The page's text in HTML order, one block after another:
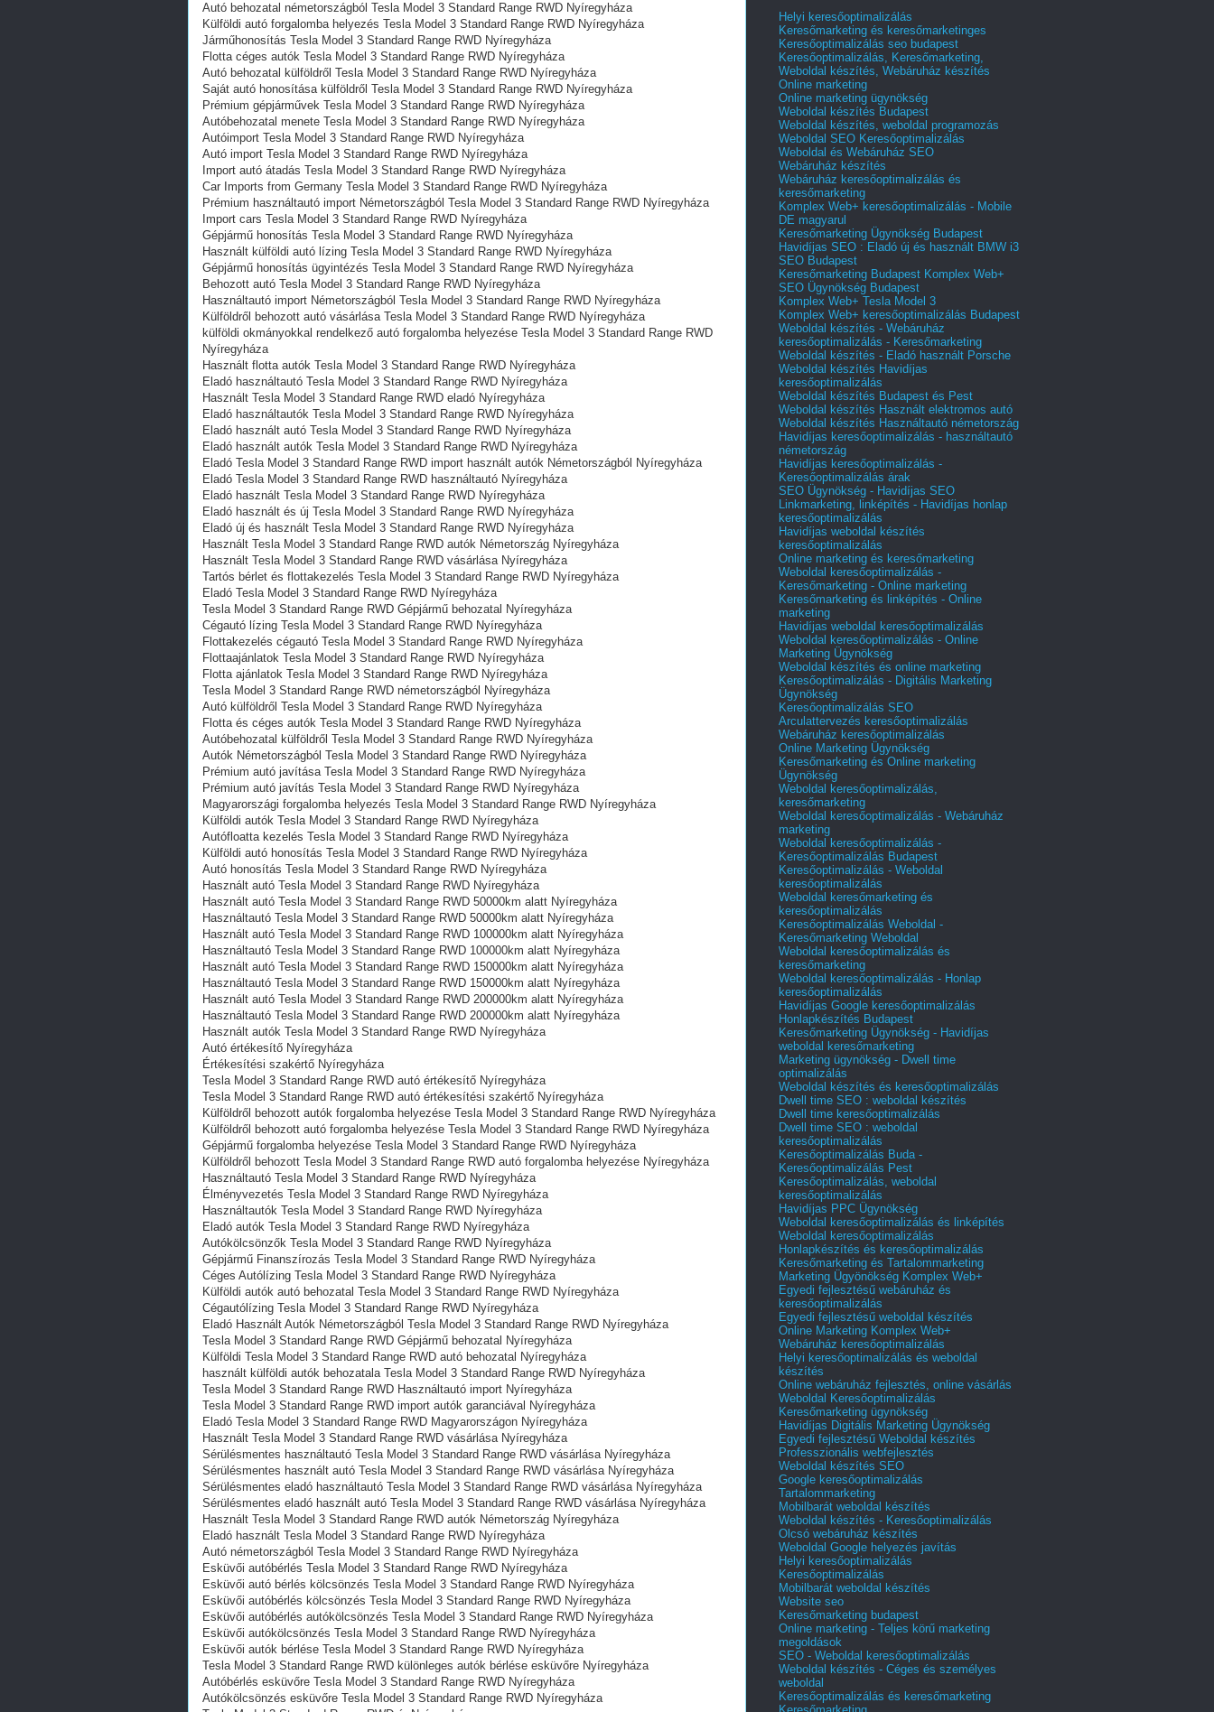
Autó behozatal németországból Tesla Model 3 Standard Range RWD Nyíregyháza
Külföldi autó forgalomba helyezés Tesla Model 3 Standard Range RWD Nyíregyháza
Járműhonosítás Tesla Model 3 Standard Range RWD Nyíregyháza
Flotta céges autók Tesla Model 3 Standard Range RWD Nyíregyháza
Autó behozatal külföldről Tesla Model 3 Standard Range RWD Nyíregyháza
Saját autó honosítása külföldről Tesla Model 3 Standard Range RWD Nyíregyháza
Prémium gépjárművek Tesla Model 3 Standard Range RWD Nyíregyháza
Autóbehozatal menete Tesla Model 3 Standard Range RWD Nyíregyháza
Autóimport Tesla Model 3 Standard Range RWD Nyíregyháza
Autó import Tesla Model 3 Standard Range RWD Nyíregyháza
Import autó átadás Tesla Model 3 Standard Range RWD Nyíregyháza
Car Imports from Germany Tesla Model 3 Standard Range RWD Nyíregyháza
Prémium használtautó import Németországból Tesla Model 3 Standard Range RWD Nyíregyháza
Import cars Tesla Model 3 Standard Range RWD Nyíregyháza
Gépjármű honosítás Tesla Model 3 Standard Range RWD Nyíregyháza
Használt külföldi autó lízing Tesla Model 3 Standard Range RWD Nyíregyháza
Gépjármű honosítás ügyintézés Tesla Model 3 Standard Range RWD Nyíregyháza
Behozott autó Tesla Model 3 Standard Range RWD Nyíregyháza
Használtautó import Németországból Tesla Model 3 Standard Range RWD Nyíregyháza
Külföldről behozott autó vásárlása Tesla Model 3 Standard Range RWD Nyíregyháza
külföldi okmányokkal rendelkező autó forgalomba helyezése Tesla Model 3 Standard Range RWD
Nyíregyháza
Használt flotta autók Tesla Model 3 Standard Range RWD Nyíregyháza
Eladó használtautó Tesla Model 3 Standard Range RWD Nyíregyháza
Használt Tesla Model 3 Standard Range RWD eladó Nyíregyháza
Eladó használtautók Tesla Model 3 Standard Range RWD Nyíregyháza
Eladó használt autó Tesla Model 3 Standard Range RWD Nyíregyháza
Eladó használt autók Tesla Model 3 Standard Range RWD Nyíregyháza
Eladó Tesla Model 3 Standard Range RWD import használt autók Németországból Nyíregyháza
Eladó Tesla Model 3 Standard Range RWD használtautó Nyíregyháza
Eladó használt Tesla Model 3 Standard Range RWD Nyíregyháza
Eladó használt és új Tesla Model 3 Standard Range RWD Nyíregyháza
Eladó új és használt Tesla Model 3 Standard Range RWD Nyíregyháza
Használt Tesla Model 3 Standard Range RWD autók Németország Nyíregyháza
Használt Tesla Model 3 Standard Range RWD vásárlása Nyíregyháza
Tartós bérlet és flottakezelés Tesla Model 3 Standard Range RWD Nyíregyháza
Eladó Tesla Model 3 Standard Range RWD Nyíregyháza
Tesla Model 3 Standard Range RWD Gépjármű behozatal‎ Nyíregyháza
Cégautó lízing Tesla Model 3 Standard Range RWD Nyíregyháza
Flottakezelés cégautó Tesla Model 3 Standard Range RWD Nyíregyháza
Flottaajánlatok Tesla Model 3 Standard Range RWD Nyíregyháza
Flotta ajánlatok Tesla Model 3 Standard Range RWD Nyíregyháza
Tesla Model 3 Standard Range RWD németországból Nyíregyháza
Autó külföldről Tesla Model 3 Standard Range RWD Nyíregyháza
Flotta és céges autók Tesla Model 3 Standard Range RWD Nyíregyháza
Autóbehozatal külföldről Tesla Model 3 Standard Range RWD Nyíregyháza
Autók Németországból‎ Tesla Model 3 Standard Range RWD Nyíregyháza
Prémium autó javítása Tesla Model 3 Standard Range RWD Nyíregyháza
Prémium autó javítás Tesla Model 3 Standard Range RWD Nyíregyháza
Magyarországi forgalomba helyezés Tesla Model 3 Standard Range RWD Nyíregyháza
Külföldi autók‎ Tesla Model 3 Standard Range RWD Nyíregyháza
Autófloatta kezelés Tesla Model 3 Standard Range RWD Nyíregyháza
Külföldi autó honosítás Tesla Model 3 Standard Range RWD Nyíregyháza
Autó honosítás Tesla Model 3 Standard Range RWD Nyíregyháza
Használt autó‎ Tesla Model 3 Standard Range RWD Nyíregyháza
Használt autó‎ Tesla Model 3 Standard Range RWD 50000km alatt Nyíregyháza
Használtautó‎ Tesla Model 3 Standard Range RWD 50000km alatt Nyíregyháza
Használt autó‎ Tesla Model 3 Standard Range RWD 100000km alatt Nyíregyháza
Használtautó‎ Tesla Model 3 Standard Range RWD 100000km alatt Nyíregyháza
Használt autó‎ Tesla Model 3 Standard Range RWD 150000km alatt Nyíregyháza
Használtautó‎ Tesla Model 3 Standard Range RWD 150000km alatt Nyíregyháza
Használt autó‎ Tesla Model 3 Standard Range RWD 200000km alatt Nyíregyháza
Használtautó‎ Tesla Model 3 Standard Range RWD 200000km alatt Nyíregyháza
Használt autó‎k Tesla Model 3 Standard Range RWD Nyíregyháza
Autó értékesítő Nyíregyháza
Értékesítési szakértő Nyíregyháza
Tesla Model 3 Standard Range RWD autó értékesítő Nyíregyháza
Tesla Model 3 Standard Range RWD autó értékesítési szakértő Nyíregyháza
Külföldről behozott autók forgalomba helyezése Tesla Model 3 Standard Range RWD Nyíregyháza
Külföldről behozott autó forgalomba helyezése Tesla Model 3 Standard Range RWD Nyíregyháza
Gépjármű forgalomba helyezése Tesla Model 3 Standard Range RWD Nyíregyháza
Külföldről behozott Tesla Model 3 Standard Range RWD autó forgalomba helyezése Nyíregyháza
Használtautó‎ Tesla Model 3 Standard Range RWD Nyíregyháza
Élményvezetés Tesla Model 3 Standard Range RWD Nyíregyháza
Használtautó‎k Tesla Model 3 Standard Range RWD Nyíregyháza
Eladó autók Tesla Model 3 Standard Range RWD Nyíregyháza
Autókölcsönzők Tesla Model 3 Standard Range RWD Nyíregyháza
Gépjármű Finanszírozás Tesla Model 3 Standard Range RWD Nyíregyháza
Céges Autólízing Tesla Model 3 Standard Range RWD Nyíregyháza
Külföldi autók‎ autó behozatal Tesla Model 3 Standard Range RWD Nyíregyháza
Cégautólízing Tesla Model 3 Standard Range RWD Nyíregyháza
Eladó Használt Autók Németországból Tesla Model 3 Standard Range RWD Nyíregyháza
Tesla Model 3 Standard Range RWD Gépjármű behozatal Nyíregyháza
Külföldi Tesla Model 3 Standard Range RWD autó behozatal Nyíregyháza
használt külföldi autók behozatala Tesla Model 3 Standard Range RWD Nyíregyháza
Tesla Model 3 Standard Range RWD Használtautó import Nyíregyháza
Tesla Model 3 Standard Range RWD import autók garanciával Nyíregyháza
Eladó Tesla Model 3 Standard Range RWD Magyarországon‎ Nyíregyháza
Használt Tesla Model 3 Standard Range RWD vásárlása Nyíregyháza
Sérülésmentes használtautó Tesla Model 3 Standard Range RWD vásárlása Nyíregyháza
Sérülésmentes használt autó Tesla Model 3 Standard Range RWD vásárlása Nyíregyháza
Sérülésmentes eladó használtautó Tesla Model 3 Standard Range RWD vásárlása Nyíregyháza
Sérülésmentes eladó használt autó Tesla Model 3 Standard Range RWD vásárlása Nyíregyháza
Használt Tesla Model 3 Standard Range RWD autók Németország Nyíregyháza
Eladó használt Tesla Model 3 Standard Range RWD Nyíregyháza
Autó németországból Tesla Model 3 Standard Range RWD Nyíregyháza
Esküvői autóbérlés Tesla Model 3 Standard Range RWD Nyíregyháza
Esküvői autó bérlés kölcsönzés Tesla Model 3 Standard Range RWD Nyíregyháza
Esküvői autóbérlés kölcsönzés Tesla Model 3 Standard Range RWD Nyíregyháza
Esküvői autóbérlés autókölcsönzés Tesla Model 3 Standard Range RWD Nyíregyháza
Esküvői autókölcsönzés Tesla Model 3 Standard Range RWD Nyíregyháza
Esküvői autók bérlése Tesla Model 3 Standard Range RWD Nyíregyháza
Tesla Model 3 Standard Range RWD különleges autók bérlése esküvőre Nyíregyháza
Autóbérlés esküvőre Tesla Model 3 Standard Range RWD Nyíregyháza
Autókölcsönzés esküvőre Tesla Model 3 Standard Range RWD Nyíregyháza
Helyi keresőoptimalizálás
Keresőmarketing és keresőmarketinges
Keresőoptimalizálás seo budapest
Keresőoptimalizálás, Keresőmarketing,
Weboldal készítés, Webáruház készítés
Online marketing
Online marketing ügynökség
Weboldal készítés Budapest
Weboldal készítés, weboldal programozás
Weboldal SEO Keresőoptimalizálás
Weboldal és Webáruház SEO
Webáruház készítés
Webáruház keresőoptimalizálás és
keresőmarketing
Komplex Web+ keresőoptimalizálás - Mobile
DE magyarul
Keresőmarketing Ügynökség Budapest
Havidíjas SEO : Eladó új és használt BMW i3
SEO Budapest
Keresőmarketing Budapest Komplex Web+
SEO Ügynökség Budapest
Komplex Web+ Tesla Model 3
Komplex Web+ keresőoptimalizálás Budapest
Weboldal készítés - Webáruház
keresőoptimalizálás - Keresőmarketing
Weboldal készítés - Eladó használt Porsche
Weboldal készítés Havidíjas
keresőoptimalizálás
Weboldal készítés Budapest és Pest
Weboldal készítés Használt elektromos autó
Weboldal készítés Használtautó németország
Havidíjas keresőoptimalizálás - használtautó
németország
Havidíjas keresőoptimalizálás -
Keresőoptimalizálás árak
SEO Ügynökség - Havidíjas SEO
Linkmarketing, linképítés - Havidíjas honlap
keresőoptimalizálás
Havidíjas weboldal készítés
keresőoptimalizálás
Online marketing és keresőmarketing
Weboldal keresőoptimalizálás -
Keresőmarketing - Online marketing
Keresőmarketing és linképítés - Online
marketing
Havidíjas weboldal keresőoptimalizálás
Weboldal keresőoptimalizálás - Online
Marketing Ügynökség
Weboldal készítés és online marketing
Keresőoptimalizálás - Digitális Marketing
Ügynökség
Keresőoptimalizálás SEO
Arculattervezés keresőoptimalizálás
Webáruház keresőoptimalizálás
Online Marketing Ügynökség
Keresőmarketing és Online marketing
Ügynökség
Weboldal keresőoptimalizálás,
keresőmarketing
Weboldal keresőoptimalizálás - Webáruház
marketing
Weboldal keresőoptimalizálás -
Keresőoptimalizálás Budapest
Keresőoptimalizálás - Weboldal
keresőoptimalizálás
Weboldal keresőmarketing és
keresőoptimalizálás
Keresőoptimalizálás Weboldal -
Keresőmarketing Weboldal
Weboldal keresőoptimalizálás és
keresőmarketing
Weboldal keresőoptimalizálás - Honlap
keresőoptimalizálás
Havidíjas Google keresőoptimalizálás
Honlapkészítés Budapest
Keresőmarketing Ügynökség - Havidíjas
weboldal keresőmarketing
Marketing ügynökség - Dwell time
optimalizálás
Weboldal készítés és keresőoptimalizálás
Dwell time SEO : weboldal készítés
Dwell time keresőoptimalizálás
Dwell time SEO : weboldal
keresőoptimalizálás
Keresőoptimalizálás Buda -
Keresőoptimalizálás Pest
Keresőoptimalizálás, weboldal
keresőoptimalizálás
Havidíjas PPC Ügynökség
Weboldal keresőoptimalizálás és linképítés
Weboldal keresőoptimalizálás
Honlapkészítés és keresőoptimalizálás
Keresőmarketing és Tartalommarketing
Marketing Ügyönökség Komplex Web+
Egyedi fejlesztésű webáruház és
keresőoptimalizálás
Egyedi fejlesztésű weboldal készítés
Online Marketing Komplex Web+
Webáruház keresőoptimalizálás
Helyi keresőoptimalizálás és weboldal
készítés
Online webáruház fejlesztés, online vásárlás
Weboldal Keresőoptimalizálás
Keresőmarketing ügynökség
Havidíjas Digitális Marketing Ügynökség
Egyedi fejlesztésű Weboldal készítés
Professzionális webfejlesztés
Weboldal készítés SEO
Google keresőoptimalizálás
Tartalommarketing
Mobilbarát weboldal készítés
Weboldal készítés - Keresőoptimalizálás
Olcsó webáruház készítés
Weboldal Google helyezés javítás
Helyi keresőoptimalizálás
Keresőoptimalizálás
Mobilbarát weboldal készítés
Website seo
Keresőmarketing budapest
Online marketing - Teljes körű marketing
megoldások
SEO - Weboldal keresőoptimalizálás
Weboldal készítés - Céges és személyes
weboldal
Keresőoptimalizálás és keresőmarketing
Keresőmarketing